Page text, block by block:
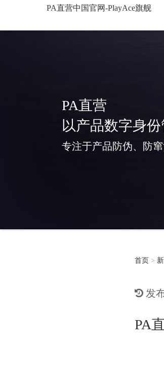
PA直营中国官网-PlayAce旗舰
PA直营
以产品数字身
专注于产品防伪、防
首页 >
发
PA